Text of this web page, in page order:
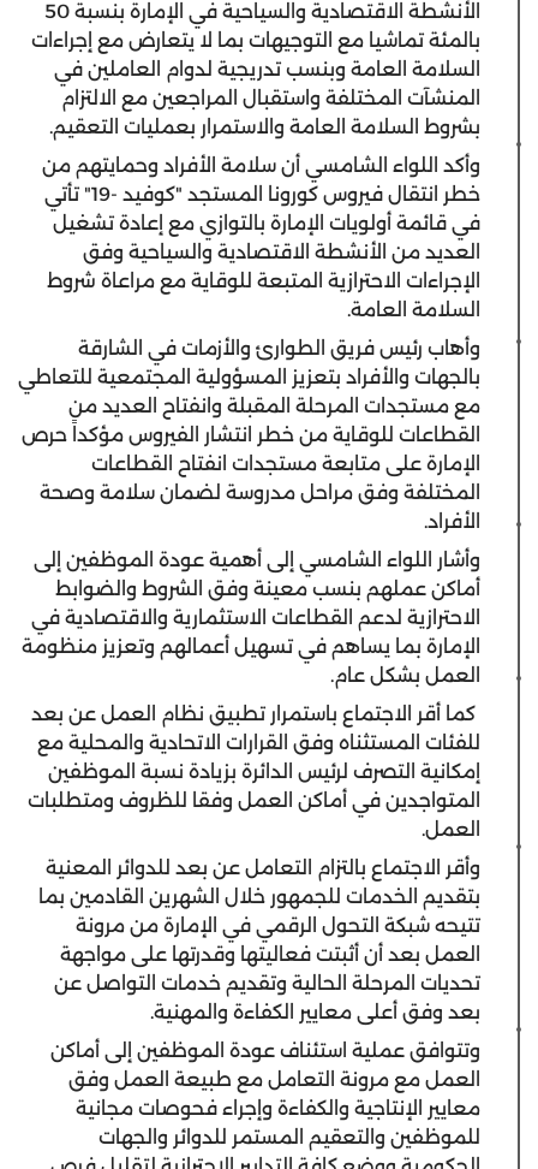
الأنشطة الاقتصادية والسياحية في الإمارة بنسبة 50
بالمئة تماشيا مع التوجيهات بما لا يتعارض مع إجراءات
السلامة العامة وبنسب تدريجية لدوام العاملين في
المنشآت المختلفة واستقبال المراجعين مع الالتزام
بشروط السلامة العامة والاستمرار بعمليات التعقيم.
وأكد اللواء الشامسي أن سلامة الأفراد وحمايتهم من
خطر انتقال فيروس كورونا المستجد "كوفيد -19" تأتي
في قائمة أولويات الإمارة بالتوازي مع إعادة تشغيل
العديد من الأنشطة الاقتصادية والسياحية وفق
الإجراءات الاحترازية المتبعة للوقاية مع مراعاة شروط
السلامة العامة.
وأهاب رئيس فريق الطوارئ والأزمات في الشارقة
بالجهات والأفراد بتعزيز المسؤولية المجتمعية للتعاطي
مع مستجدات المرحلة المقبلة وانفتاح العديد من
القطاعات للوقاية من خطر انتشار الفيروس مؤكداً حرص
الإمارة على متابعة مستجدات انفتاح القطاعات
المختلفة وفق مراحل مدروسة لضمان سلامة وصحة
الأفراد.
وأشار اللواء الشامسي إلى أهمية عودة الموظفين إلى
أماكن عملهم بنسب معينة وفق الشروط والضوابط
الاحترازية لدعم القطاعات الاستثمارية والاقتصادية في
الإمارة بما يساهم في تسهيل أعمالهم وتعزيز منظومة
العمل بشكل عام.
كما أقر الاجتماع باستمرار تطبيق نظام العمل عن بعد
للفئات المستثناه وفق القرارات الاتحادية والمحلية مع
إمكانية التصرف لرئيس الدائرة بزيادة نسبة الموظفين
المتواجدين في أماكن العمل وفقا للظروف ومتطلبات
العمل.
وأقر الاجتماع بالتزام التعامل عن بعد للدوائر المعنية
بتقديم الخدمات للجمهور خلال الشهرين القادمين بما
تتيحه شبكة التحول الرقمي في الإمارة من مرونة
العمل بعد أن أثبتت فعاليتها وقدرتها على مواجهة
تحديات المرحلة الحالية وتقديم خدمات التواصل عن
بعد وفق أعلى معايير الكفاءة والمهنية.
وتتوافق عملية استئناف عودة الموظفين إلى أماكن
العمل مع مرونة التعامل مع طبيعة العمل وفق
معايير الإنتاجية والكفاءة وإجراء فحوصات مجانية
للموظفين والتعقيم المستمر للدوائر والجهات